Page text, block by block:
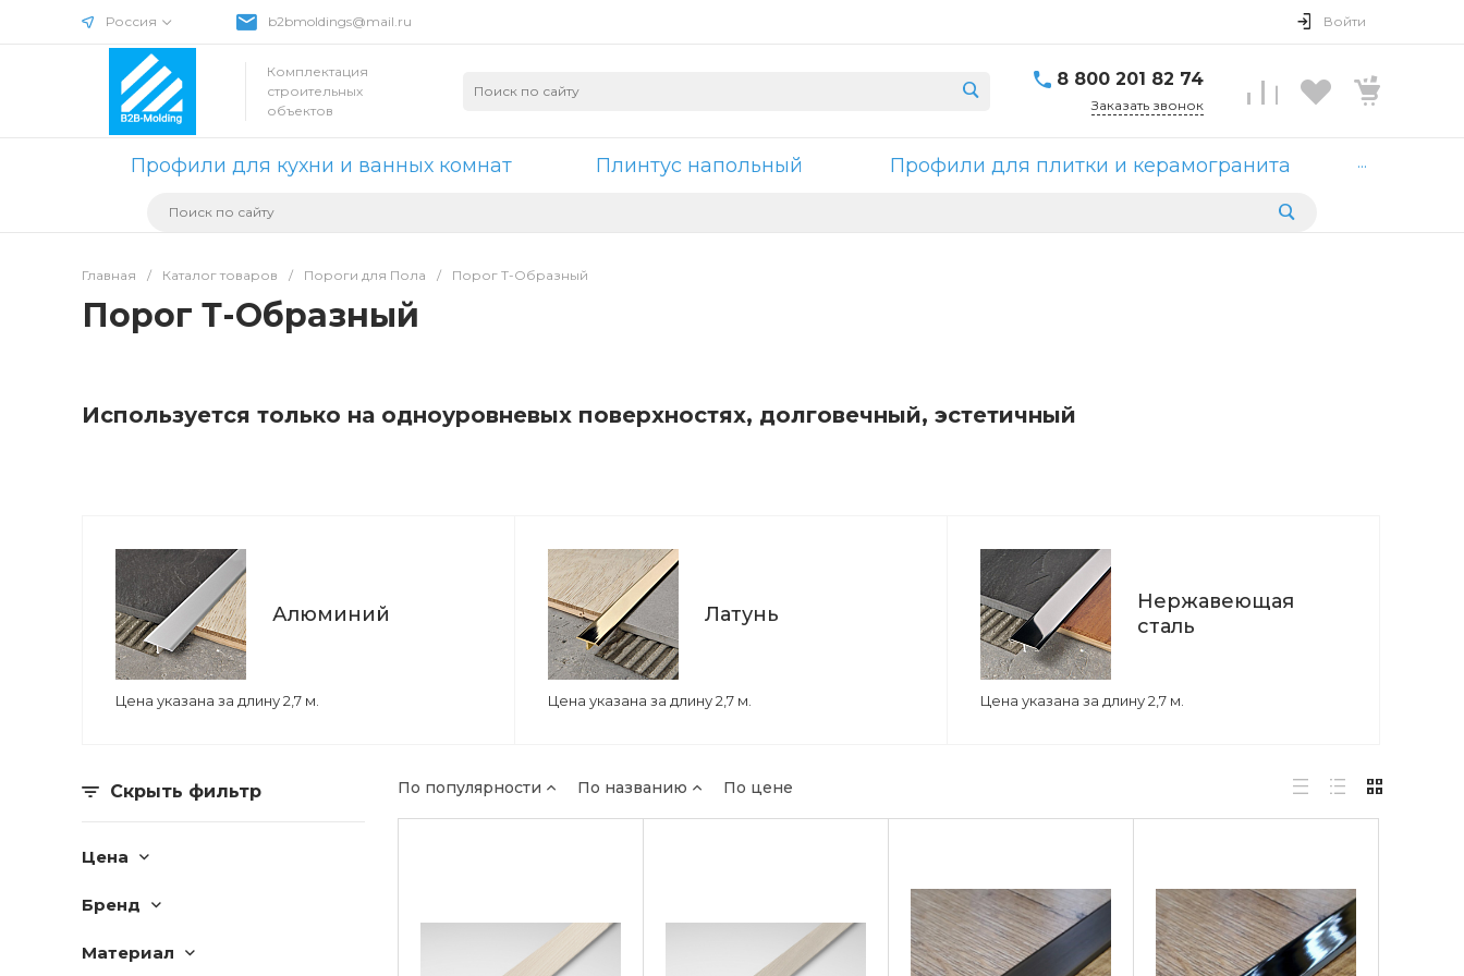
Россия b2bmoldings@mail.ru Войти
Комплектация
строительных
объектов
8 800 201 82 74
Заказать звонок
Профили для кухни и ванных комнат Плинтус напольный Профили для плитки и керамогранита ...
Главная / Каталог товаров / Пороги для Пола / Порог Т-Образный
Порог Т-Образный
Используется только на одноуровневых поверхностях, долговечный, эстетичный
Алюминий
Цена указана за длину 2,7 м.
Латунь
Цена указана за длину 2,7 м.
Нержавеющая
сталь
Цена указана за длину 2,7 м.
Скрыть фильтр
Цена
Бренд
Материал
По популярности По названию По цене